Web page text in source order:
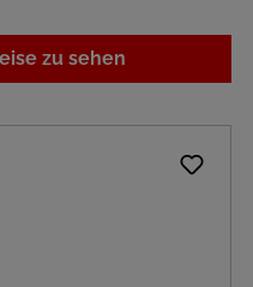
zu sehen